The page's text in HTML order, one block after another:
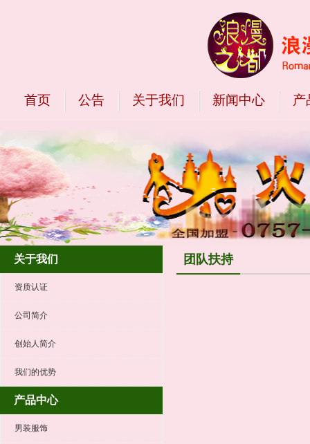
首页 公告 关于我们 新闻中心 产
关于我们
资质认证
公司简介
创始人简介
我们的优势
产品中心
男装服饰
团队扶持